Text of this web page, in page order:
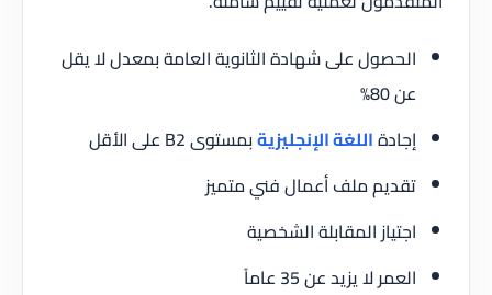
الحصول على شهادة الثانوية العامة بمعدل لا يقل
عن 80%
إجادةاللغة الإنجليزيةبمستوى B2 على الأقل
تقديم ملف أعمال فني متميز
اجتياز المقابلة الشخصية
العمر لا يزيد عن 35 عاماً